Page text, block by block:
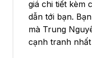
giá chi tiết kèm
dẫn tới bạn.
mà Trung
cạnh tranh